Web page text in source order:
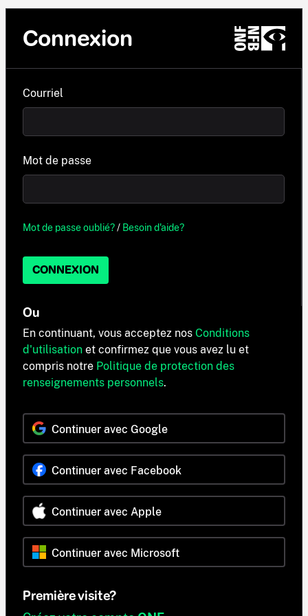
Connexion
Courriel
Mot de passe
Mot de passe oublié?/ Besoin d'aide?
CONNEXION
Ou
En continuant, vous acceptez nos Conditions
d'utilisation et confirmez que vous avez lu et
compris notre Politique de protection des
renseignements personnels.
Continuer avec Google
Continuer avec Facebook
Continuer avec Apple
Continuer avec Microsoft
Première visite?